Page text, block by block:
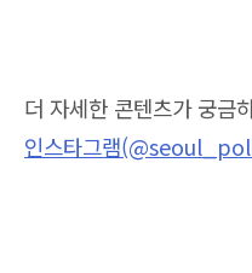
더 자세한 콘텐츠가 궁금
인스타그램